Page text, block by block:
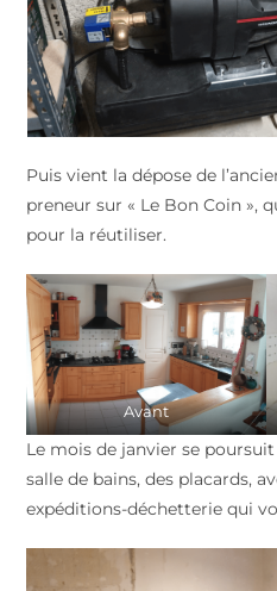
Puis vient la dépose de
preneur sur « Le Bon Coin »,
pour la réutiliser.
Avant
Le mois de janvier se
salle de bains, des placards,
expéditions-déchetterie qui